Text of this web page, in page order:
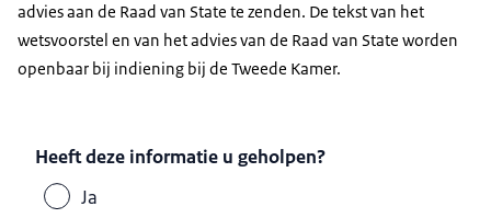
advies aan de Raad van State te zenden. De tekst van het
wetsvoorstel en van het advies van de Raad van State worden
openbaar bij indiening bij de Tweede Kamer.
Heeft deze informatie u geholpen?
Ja